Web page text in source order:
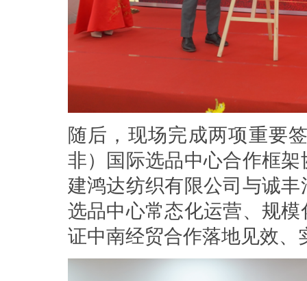
随后，现场完成两项重要
非）国际选品中心合作框
建鸿达纺织有限公司与诚
选品中心常态化运营、规
证中南经贸合作落地见效、